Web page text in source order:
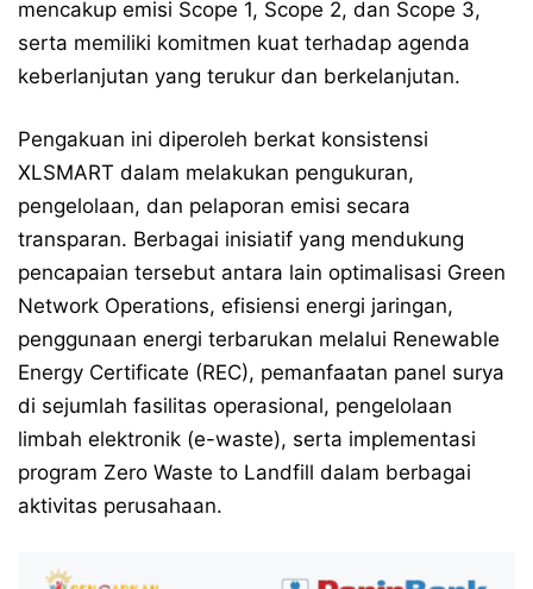
mencakup emisi Scope 1, Scope 2, dan Scope 3,
serta memiliki komitmen kuat terhadap agenda
keberlanjutan yang terukur dan berkelanjutan.
Pengakuan ini diperoleh berkat konsistensi
XLSMART dalam melakukan pengukuran,
pengelolaan, dan pelaporan emisi secara
transparan. Berbagai inisiatif yang mendukung
pencapaian tersebut antara lain optimalisasi Green
Network Operations, efisiensi energi jaringan,
penggunaan energi terbarukan melalui Renewable
Energy Certificate (REC), pemanfaatan panel surya
di sejumlah fasilitas operasional, pengelolaan
limbah elektronik (e-waste), serta implementasi
program Zero Waste to Landfill dalam berbagai
aktivitas perusahaan.